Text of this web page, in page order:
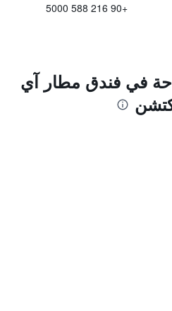
+90 216 588 5000
في فندق مطار آي